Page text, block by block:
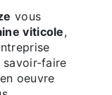
vous
viticole,
savoir-faire
oeuvre